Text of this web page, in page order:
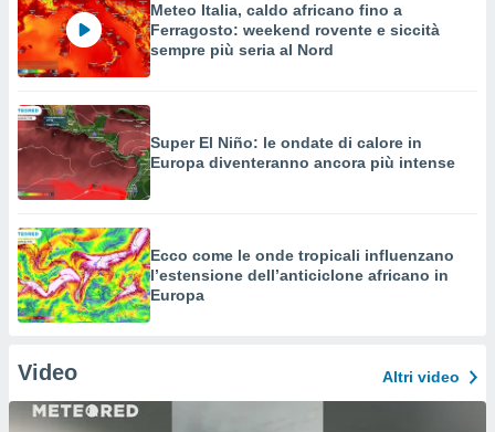
Meteo Italia, caldo africano fino a
Ferragosto: weekend rovente e siccità
sempre più seria al Nord
Super El Niño: le ondate di calore in
Europa diventeranno ancora più intense
Ecco come le onde tropicali influenzano
l’estensione dell’anticiclone africano in
Europa
Video Altri video